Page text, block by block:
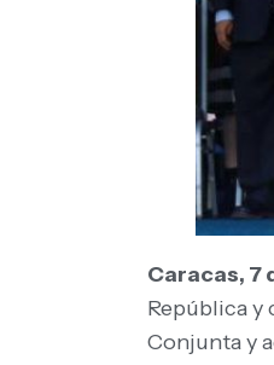
Caracas, 7
República y
Conjunta y